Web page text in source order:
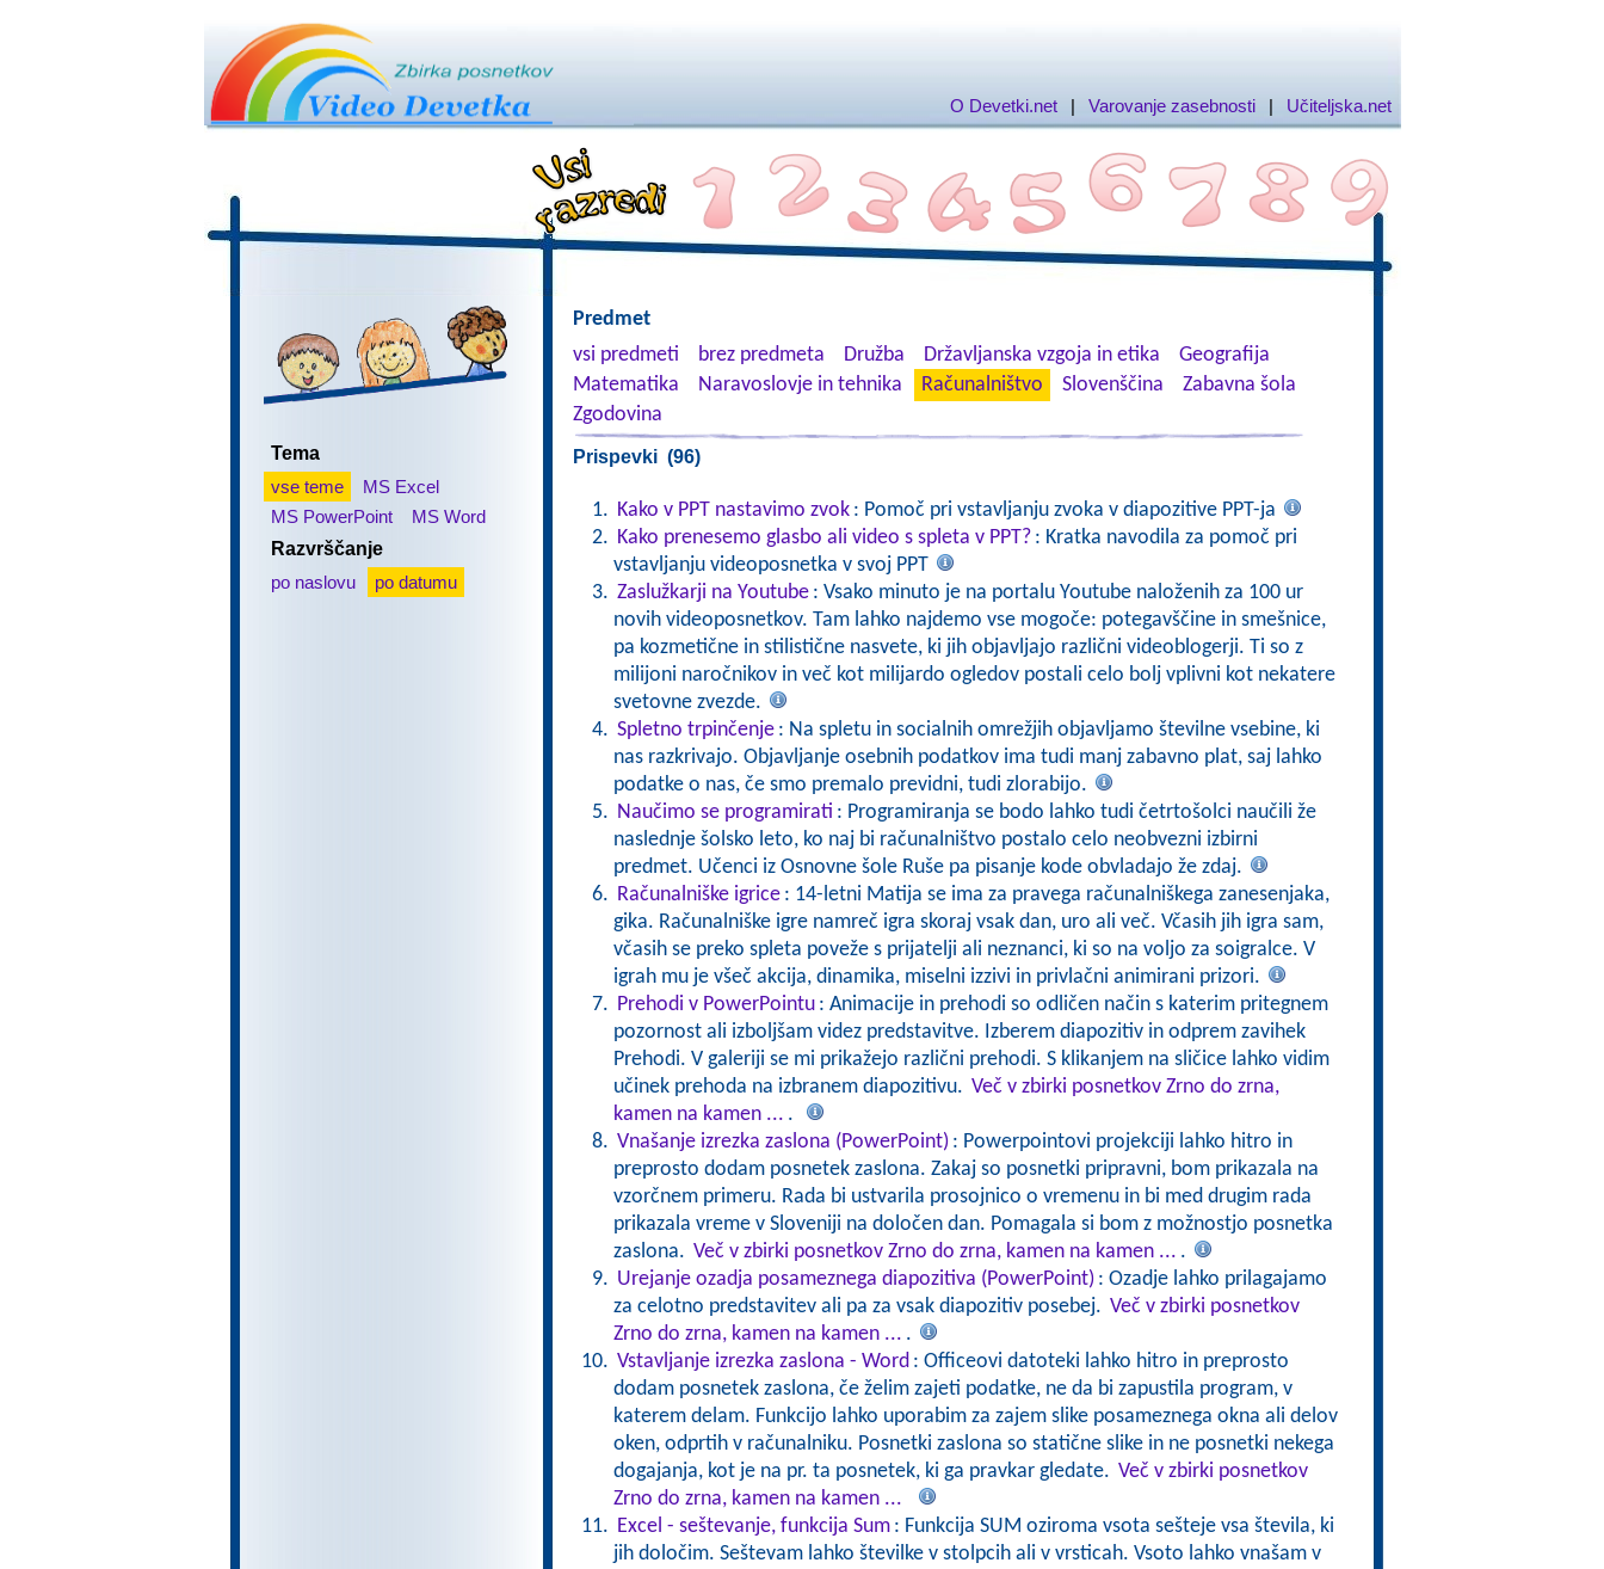
O Devetki.net | Varovanje zasebnosti | Učiteljska.net
Tema
vse teme
MS Excel
MS PowerPoint
MS Word
Razvrščanje
po naslovu
po datumu
Predmet
vsi predmeti
brez predmeta Družba Državljanska vzgoja in etika
Geografija
Matematika
Naravoslovje in tehnika Računalništvo Slovenščina
Zabavna šola
Zgodovina
Prispevki (96)
Kako v PPT nastavimo zvok : Pomoč pri vstavljanju zvoka v diapozitive PPT-ja
Kako prenesemo glasbo ali video s spleta v PPT? : Kratka navodila za pomoč pri
vstavljanju videoposnetka v svoj PPT
Zaslužkarji na Youtube : Vsako minuto je na portalu Youtube naloženih za 100 ur
novih videoposnetkov. Tam lahko najdemo vse mogoče: potegavščine in smešnice,
pa kozmetične in stilistične nasvete, ki jih objavljajo različni videoblogerji. Ti so z
milijoni naročnikov in več kot milijardo ogledov postali celo bolj vplivni kot nekatere
svetovne zvezde.
Spletno trpinčenje : Na spletu in socialnih omrežjih objavljamo številne vsebine, ki
nas razkrivajo. Objavljanje osebnih podatkov ima tudi manj zabavno plat, saj lahko
podatke o nas, če smo premalo previdni, tudi zlorabijo.
Naučimo se programirati : Programiranja se bodo lahko tudi četrtošolci naučili že
naslednje šolsko leto, ko naj bi računalništvo postalo celo neobvezni izbirni
predmet. Učenci iz Osnovne šole Ruše pa pisanje kode obvladajo že zdaj.
Računalniške igrice : 14-letni Matija se ima za pravega računalniškega zanesenjaka,
gika. Računalniške igre namreč igra skoraj vsak dan, uro ali več. Včasih jih igra sam,
včasih se preko spleta poveže s prijatelji ali neznanci, ki so na voljo za soigralce. V
igrah mu je všeč akcija, dinamika, miselni izzivi in privlačni animirani prizori.
Prehodi v PowerPointu : Animacije in prehodi so odličen način s katerim pritegnem
pozornost ali izboljšam videz predstavitve. Izberem diapozitiv in odprem zavihek
Prehodi. V galeriji se mi prikažejo različni prehodi. S klikanjem na sličice lahko vidim
učinek prehoda na izbranem diapozitivu. Več v zbirki posnetkov Zrno do zrna,
kamen na kamen ... .
Vnašanje izrezka zaslona (PowerPoint) : Powerpointovi projekciji lahko hitro in
preprosto dodam posnetek zaslona. Zakaj so posnetki pripravni, bom prikazala na
vzorčnem primeru. Rada bi ustvarila prosojnico o vremenu in bi med drugim rada
prikazala vreme v Sloveniji na določen dan. Pomagala si bom z možnostjo posnetka
zaslona. Več v zbirki posnetkov Zrno do zrna, kamen na kamen ... .
Urejanje ozadja posameznega diapozitiva (PowerPoint) : Ozadje lahko prilagajamo
za celotno predstavitev ali pa za vsak diapozitiv posebej. Več v zbirki posnetkov
Zrno do zrna, kamen na kamen ... .
Vstavljanje izrezka zaslona - Word : Officeovi datoteki lahko hitro in preprosto
dodam posnetek zaslona, če želim zajeti podatke, ne da bi zapustila program, v
katerem delam. Funkcijo lahko uporabim za zajem slike posameznega okna ali delov
oken, odprtih v računalniku. Posnetki zaslona so statične slike in ne posnetki nekega
dogajanja, kot je na pr. ta posnetek, ki ga pravkar gledate. Več v zbirki posnetkov
Zrno do zrna, kamen na kamen ...
Excel - seštevanje, funkcija Sum : Funkcija SUM oziroma vsota sešteje vsa števila, ki
jih določim. Seštevam lahko številke v stolpcih ali v vrsticah. Vsoto lahko vnašam v